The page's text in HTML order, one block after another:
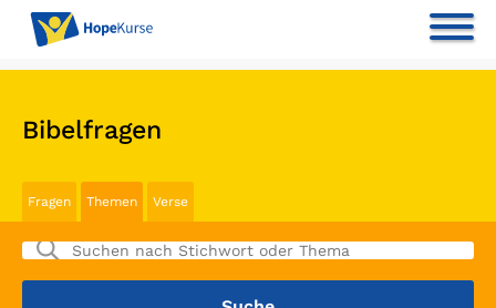
Bibelfragen
Fragen Themen Verse